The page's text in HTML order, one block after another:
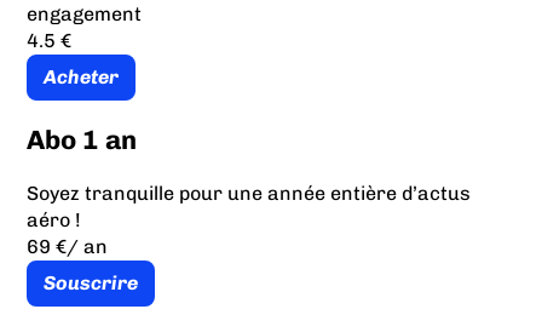
engagement
4.5 €
Acheter
Abo 1 an
Soyez tranquille pour une année entière d’actus
aéro !
69 €/ an
Souscrire